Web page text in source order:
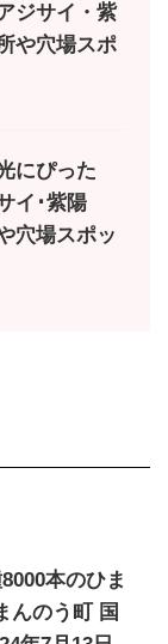
ジサイ・紫
や穴場スポ
にぴった
イ･紫陽
穴場スポッ
本のひま
んのう町 国